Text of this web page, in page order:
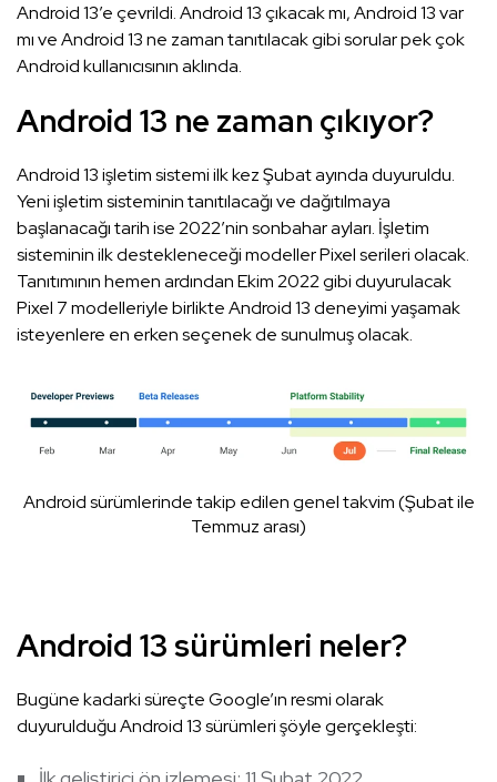
Android 13’e çevrildi. Android 13 çıkacak mı, Android 13 var
mı ve Android 13 ne zaman tanıtılacak gibi sorular pek çok
Android kullanıcısının aklında.
Android 13 ne zaman çıkıyor?
Android 13 işletim sistemi ilk kez Şubat ayında duyuruldu.
Yeni işletim sisteminin tanıtılacağı ve dağıtılmaya
başlanacağı tarih ise 2022’nin sonbahar ayları. İşletim
sisteminin ilk destekleneceği modeller Pixel serileri olacak.
Tanıtımının hemen ardından Ekim 2022 gibi duyurulacak
Pixel 7 modelleriyle birlikte Android 13 deneyimi yaşamak
isteyenlere en erken seçenek de sunulmuş olacak.
Android sürümlerinde takip edilen genel takvim (Şubat ile
Temmuz arası)
Android 13 sürümleri neler?
Bugüne kadarki süreçte Google’ın resmi olarak
duyurulduğu Android 13 sürümleri şöyle gerçekleşti: